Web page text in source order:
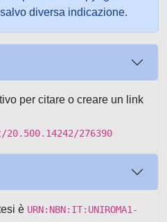
diversa indicazione.
per citare o creare un link
276390
è URN:NBN:IT:UNIROMA1-